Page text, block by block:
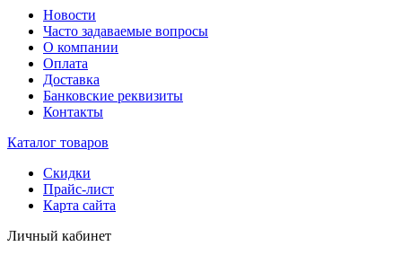
Новости
Часто задаваемые вопросы
О компании
Оплата
Доставка
Банковские реквизиты
Контакты
Каталог товаров
Скидки
Прайс-лист
Карта сайта
Личный кабинет